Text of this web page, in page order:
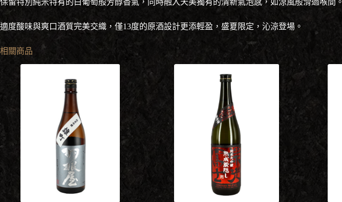
保留特別純米特有的白葡萄般芳醇香氣，同時融入天美獨有的清新氣泡感，如涼風般滑過喉間。
適度酸味與爽口酒質完美交織，僅13度的原酒設計更添輕盈，盛夏限定，沁涼登場。
相關商品